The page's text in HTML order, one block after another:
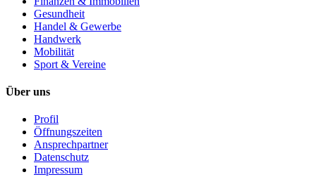
Gesundheit
Handel & Gewerbe
Handwerk
Mobilität
Sport & Vereine
Über uns
Profil
Öffnungszeiten
Ansprechpartner
Datenschutz
Impressum